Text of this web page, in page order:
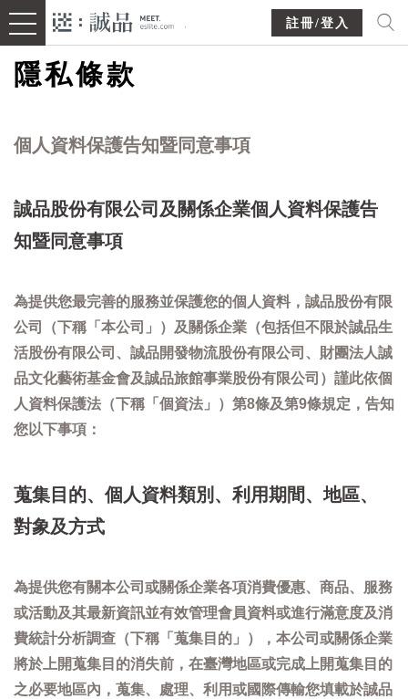
註冊/登入
隱私條款
個人資料保護告知暨同意事項
誠品股份有限公司及關係企業個人資料保護告
知暨同意事項
為提供您最完善的服務並保護您的個人資料，誠品股份有限
公司（下稱「本公司」）及關係企業（包括但不限於誠品生
活股份有限公司、誠品開發物流股份有限公司、財團法人誠
品文化藝術基金會及誠品旅館事業股份有限公司）謹此依個
人資料保護法（下稱「個資法」）第8條及第9條規定，告知
您以下事項：
蒐集目的、個人資料類別、利用期間、地區、
對象及方式
為提供您有關本公司或關係企業各項消費優惠、商品、服務
或活動及其最新資訊並有效管理會員資料或進行滿意度及消
費統計分析調查（下稱「蒐集目的」），本公司或關係企業
將於上開蒐集目的消失前，在臺灣地區或完成上開蒐集目的
之必要地區內，蒐集、處理、利用或國際傳輸您填載於誠品